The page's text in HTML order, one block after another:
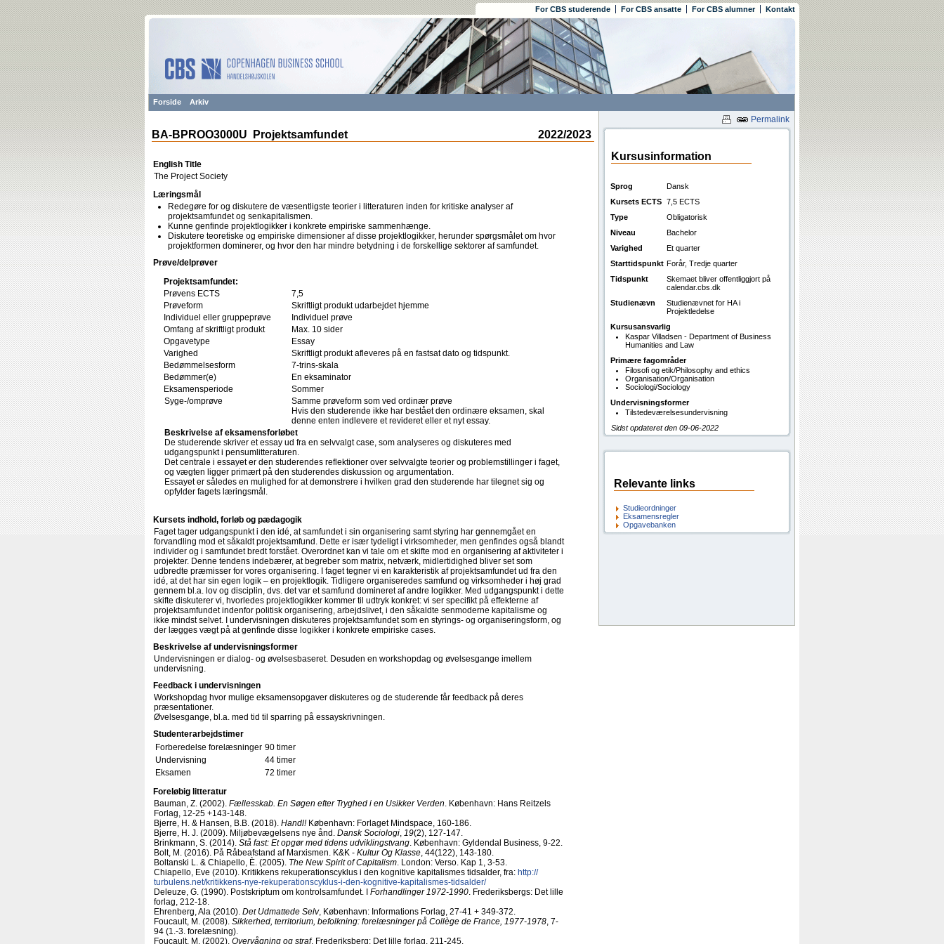
For CBS studerende For CBS ansatte For CBS alumner Kontakt
Forside Arkiv
Permalink
2022/2023
BA-BPROO3000U Projektsamfundet
English Title
The Project Society
Læringsmål
Redegøre for og diskutere de væsentligste teorier i litteraturen inden for kritiske analyser af
projektsamfundet og senkapitalismen.
Kunne genfinde projektlogikker i konkrete empiriske sammenhænge.
Diskutere teoretiske og empiriske dimensioner af disse projektlogikker, herunder spørgsmålet om hvor
projektformen dominerer, og hvor den har mindre betydning i de forskellige sektorer af samfundet.
Prøve/delprøver
Projektsamfundet:
Prøvens ECTS
7,5
Prøveform
Skriftligt produkt udarbejdet hjemme
Individuel eller gruppeprøve
Individuel prøve
Omfang af skriftligt produkt
Max. 10 sider
Opgavetype
Essay
Varighed
Skriftligt produkt afleveres på en fastsat dato og tidspunkt.
Bedømmelsesform
7-trins-skala
Bedømmer(e)
En eksaminator
Eksamensperiode
Sommer
Syge-/omprøve
Samme prøveform som ved ordinær prøve
Hvis den studerende ikke har bestået den ordinære eksamen, skal
denne enten indlevere et revideret eller et nyt essay.
Beskrivelse af eksamensforløbet
De studerende skriver et essay ud fra en selvvalgt case, som analyseres og diskuteres med
udgangspunkt i pensumlitteraturen.
Det centrale i essayet er den studerendes reflektioner over selvvalgte teorier og problemstillinger i faget,
og vægten ligger primært på den studerendes diskussion og argumentation.
Essayet er således en mulighed for at demonstrere i hvilken grad den studerende har tilegnet sig og
opfylder fagets læringsmål.
Kursets indhold, forløb og pædagogik
Faget tager udgangspunkt i den idé, at samfundet i sin organisering samt styring har gennemgået en
forvandling mod et såkaldt projektsamfund. Dette er især tydeligt i virksomheder, men genfindes også blandt
individer og i samfundet bredt forstået. Overordnet kan vi tale om et skifte mod en organisering af aktiviteter i
projekter. Denne tendens indebærer, at begreber som matrix, netværk, midlertidighed bliver set som
udbredte præmisser for vores organisering. I faget tegner vi en karakteristik af projektsamfundet ud fra den
idé, at det har sin egen logik – en projektlogik. Tidligere organiseredes samfund og virksomheder i høj grad
gennem bl.a. lov og disciplin, dvs. det var et samfund domineret af andre logikker. Med udgangspunkt i dette
skifte diskuterer vi, hvorledes projektlogikker kommer til udtryk konkret: vi ser specifikt på effekterne af
projektsamfundet indenfor politisk organisering, arbejdslivet, i den såkaldte senmoderne kapitalisme og
ikke mindst selvet. I undervisningen diskuteres projektsamfundet som en styrings- og organiseringsform, og
der lægges vægt på at genfinde disse logikker i konkrete empiriske cases.
Beskrivelse af undervisningsformer
Undervisningen er dialog- og øvelsesbaseret. Desuden en workshopdag og øvelsesgange imellem
undervisning.
Feedback i undervisningen
Workshopdag hvor mulige eksamensopgaver diskuteres og de studerende får feedback på deres
præsentationer.
Øvelsesgange, bl.a. med tid til sparring på essayskrivningen.
Studenterarbejdstimer
Forberedelse forelæsninger 90 timer
Undervisning
44 timer
Eksamen
72 timer
Foreløbig litteratur
Bauman, Z. (2002). Fællesskab. En Søgen efter Tryghed i en Usikker Verden. København: Hans Reitzels
Forlag, 12-25 +143-148.
Bjerre, H. & Hansen, B.B. (2018). Handl!København: Forlaget Mindspace, 160-186.
Bjerre, H. J. (2009). Miljøbevægelsens nye ånd. Dansk Sociologi, 19(2), 127-147.
Brinkmann, S. (2014). Stå fast: Et opgør med tidens udviklingstvang. København: Gyldendal Business, 9-22.
Bolt, M. (2016). På Råbeafstand af Marxismen. K&K - Kultur Og Klasse, 44(122), 143-180.
Boltanski L. & Chiapello, È. (2005). The New Spirit of Capitalism. London: Verso. Kap 1, 3-53.
Chiapello, Eve (2010). Kritikkens rekuperationscyklus i den kognitive kapitalismes tidsalder, fra: http:/​/​
turbulens.net/​kritikkens-nye-rekuperationscyklus-i-den-kognitive-kapitalismes-tidsalder/​
Deleuze, G. (1990). Postskriptum om kontrolsamfundet. I Forhandlinger 1972-1990. Frederiksbergs: Det lille
forlag, 212-18.
Ehrenberg, Ala (2010). Det Udmattede Selv, København: Informations Forlag, 27-41 + 349-372.
Foucault, M. (2008). Sikkerhed, territorium, befolkning: forelæsninger på Collège de France, 1977-1978, 7-
94 (1.-3. forelæsning).
Foucault, M. (2002). Overvågning og straf, Frederiksberg: Det lille forlag, 211-245.
Kursusinformation
Sprog
Dansk
Kursets ECTS 7,5 ECTS
Type
Obligatorisk
Niveau
Bachelor
Varighed
Et quarter
Starttidspunkt Forår, Tredje quarter
Tidspunkt
Skemaet bliver offentliggjort på
calendar.cbs.dk
Studienævn
Studienævnet for HA i
Projektledelse
Kursusansvarlig
Kaspar Villadsen - Department of Business
Humanities and Law
Primære fagområder
Filosofi og etik/Philosophy and ethics
Organisation/Organisation
Sociologi/Sociology
Undervisningsformer
Tilstedeværelsesundervisning
Sidst opdateret den 09-06-2022
Relevante links
Studieordninger
Eksamensregler
Opgavebanken